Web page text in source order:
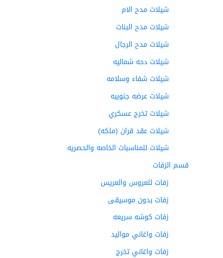
شيلات مدح الام
شيلات مدح البنات
شيلات مدح الرجال
شيلات دحه شماليه
شيلات شفاء وسلامه
شيلات عرضه جنوبيه
شيلات تخرج عسكري
شيلات عقد قران (ملكه)
شيلات للمناسبات الخاصه والحصريه
قسم الزفات
زفات للعروس والعريس
زفات بدون موسيقى
زفات كوشه سريعه
زفات واغاني مواليد
زفات واغاني تخرج